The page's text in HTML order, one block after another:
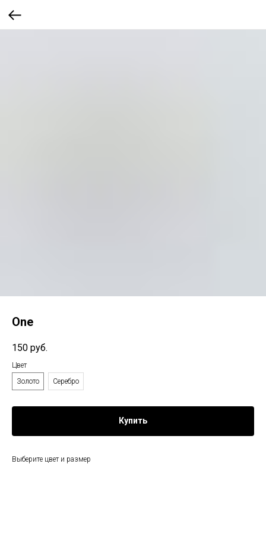
One
150 руб.
Цвет
Золото
Серебро
Купить
Выберите цвет и размер